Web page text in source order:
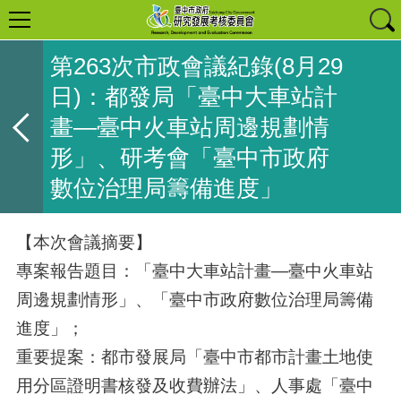
第263次市政會議紀錄(8月29
日)：都發局「臺中大車站計
畫—臺中火車站周邊規劃情
形」、研考會「臺中市政府
數位治理局籌備進度」
【本次會議摘要】
專案報告題目：「臺中大車站計畫—臺中火車站
周邊規劃情形」、「臺中市政府數位治理局籌備
進度」；
重要提案：都市發展局「臺中市都市計畫土地使
用分區證明書核發及收費辦法」、人事處「臺中